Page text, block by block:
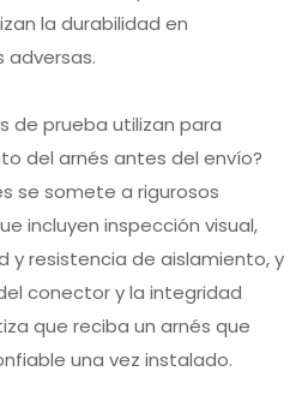
la durabilidad en
adversas.
de prueba utilizan para
del arnés antes del envío?
se somete a rigurosos
incluyen inspección visual,
y resistencia de aislamiento, y
conector y la integridad
que reciba un arnés que
una vez instalado.